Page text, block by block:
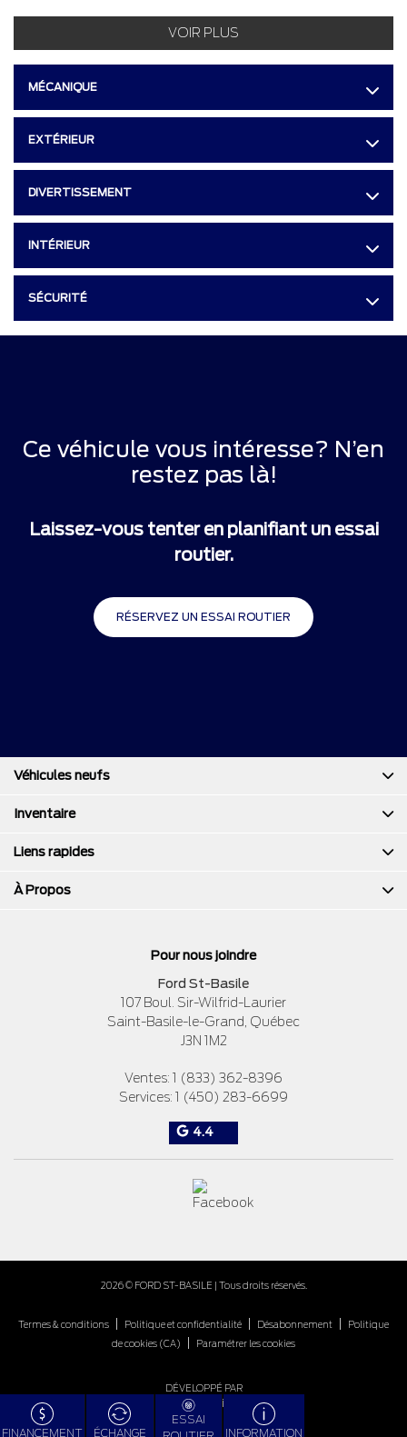
VOIR PLUS
MÉCANIQUE
EXTÉRIEUR
DIVERTISSEMENT
INTÉRIEUR
SÉCURITÉ
FINANCEMENT ÉCHANGE
ESSAI
INFORMATION
Ce véhicule vous intéresse? N’en
restez pas là!
Laissez-vous tenter en planifiant un essai
routier.
RÉSERVEZ UN ESSAI ROUTIER
Pour nous joindre
Ford St-Basile
107 Boul. Sir-Wilfrid-Laurier
Saint-Basile-le-Grand Québec
J3N 1M2
Ventes: 1 (833) 362-8396
Services: 1 (450) 283-6699
4.4
Véhicules neufs
Inventaire
Liens rapides
À Propos
2026 © FORD ST-BASILE | Tous droits réservés.
Termes & conditions Politique et confidentialité Désabonnement
Politique
de cookies (CA)
Paramétrer les cookies
DÉVELOPPÉ PAR